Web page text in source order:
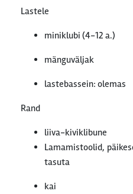
Lastele
miniklubi (4-12 a.)
mänguväljak
lastebassein: olemas
Rand
liiva-kiviklibune
Lamamistoolid,
tasuta
kai